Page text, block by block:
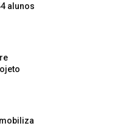
alunos